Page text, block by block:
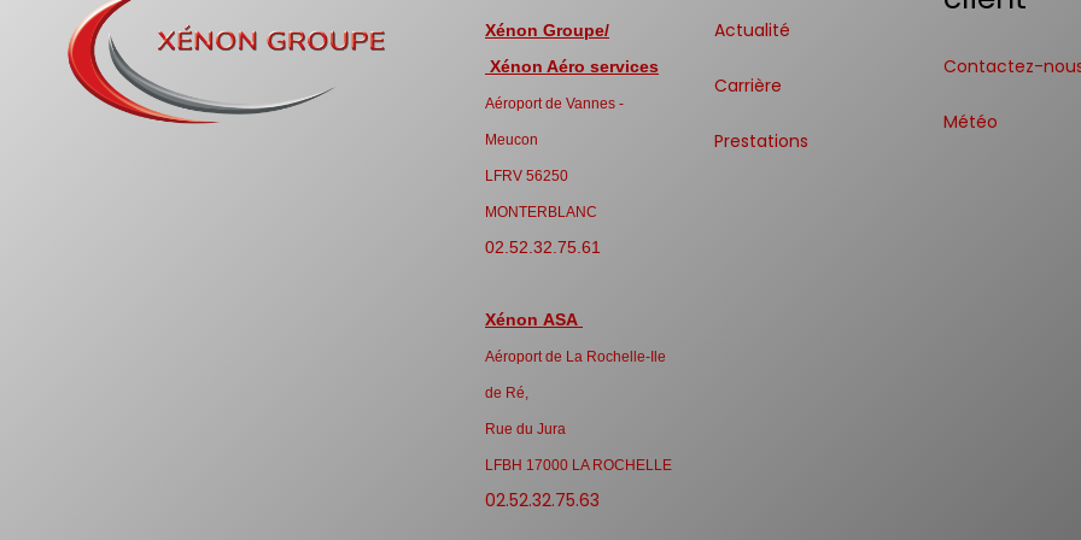
Xénon Groupe/
Xénon Aéro services
Aéroport de Vannes -
Meucon
LFRV 56250
MONTERBLANC
02.52.32.75.61
Xénon ASA
Aéroport de La Rochelle-Ile
de Ré,
Rue du Jura
LFBH 17000 LA ROCHELLE
02.52.32.75.63
Actualité
Carrière
Prestations
Contactez-
Météo